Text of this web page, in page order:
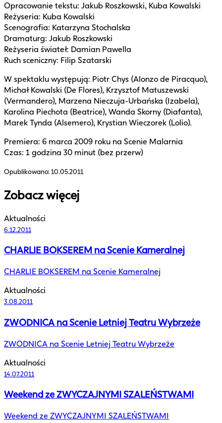
Opracowanie tekstu: Jakub Roszkowski, Kuba Kowalski
Reżyseria: Kuba Kowalski
Scenografia: Katarzyna Stochalska
Dramaturg: Jakub Roszkowski
Reżyseria świateł: Damian Pawella
Ruch sceniczny: Filip Szatarski
W spektaklu występują: Piotr Chys (Alonzo de Piracquo),
Michał Kowalski (De Flores), Krzysztof Matuszewski
(Vermandero), Marzena Nieczuja-Urbańska (Izabela),
Karolina Piechota (Beatrice), Wanda Skorny (Diafanta),
Marek Tynda (Alsemero), Krystian Wieczorek (Lolio).
Premiera: 6 marca 2009 roku na Scenie Malarnia
Czas: 1 godzina 30 minut (bez przerw)
Opublikowano:10.05.2011
Zobacz więcej
Aktualności
6.12.2011
CHARLIE BOKSEREM na Scenie Kameralnej
CHARLIE BOKSEREM na Scenie Kameralnej
Aktualności
3.08.2011
ZWODNICA na Scenie Letniej Teatru Wybrzeże
ZWODNICA na Scenie Letniej Teatru Wybrzeże
Aktualności
14.07.2011
Weekend ze ZWYCZAJNYMI SZALEŃSTWAMI
Weekend ze ZWYCZAJNYMI SZALEŃSTWAMI